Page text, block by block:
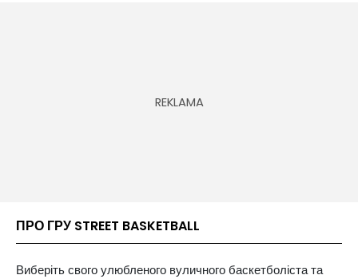
ПРО ГРУ STREET BASKETBALL
Виберіть свого улюбленого вуличного баскетболіста та